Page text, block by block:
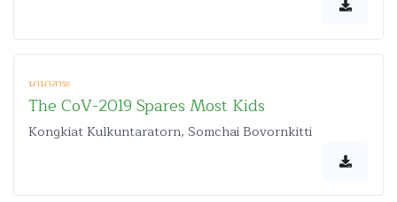
นานาสาระ
The CoV-2019 Spares Most Kids
Kongkiat Kulkuntaratorn, Somchai Bovornkitti